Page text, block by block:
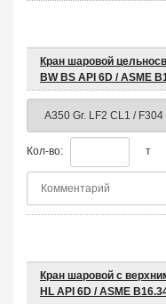
Кран шаровой
BW BS API 6D / ASME
Кол-во: т
Кран шаровой с
HL API 6D / ASME